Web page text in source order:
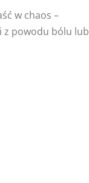
w chaos –
z powodu bólu lub